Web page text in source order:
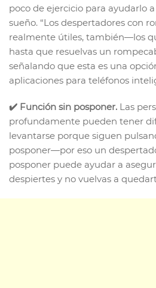
poco de ejercicio para ayudarlo
sueño. “Los despertadores con
realmente útiles, también—los
hasta que resuelvas un
señalando que esta es una
aplicaciones para teléfonos
✔️ Función sin posponer. Las
profundamente pueden tener
levantarse porque siguen
posponer—por eso un
posponer puede ayudar a
despiertes y no vuelvas a